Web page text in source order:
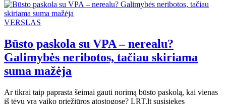
VERSLAS
Būsto paskola su VPA – nerealu?
Galimybės neribotos, tačiau skiriama
suma mažėja
Ar tikrai taip paprasta šeimai gauti norimą būsto paskolą, kai vienas
iš tėvų yra vaiko priežiūros atostogose? LRT.lt susisiekęs